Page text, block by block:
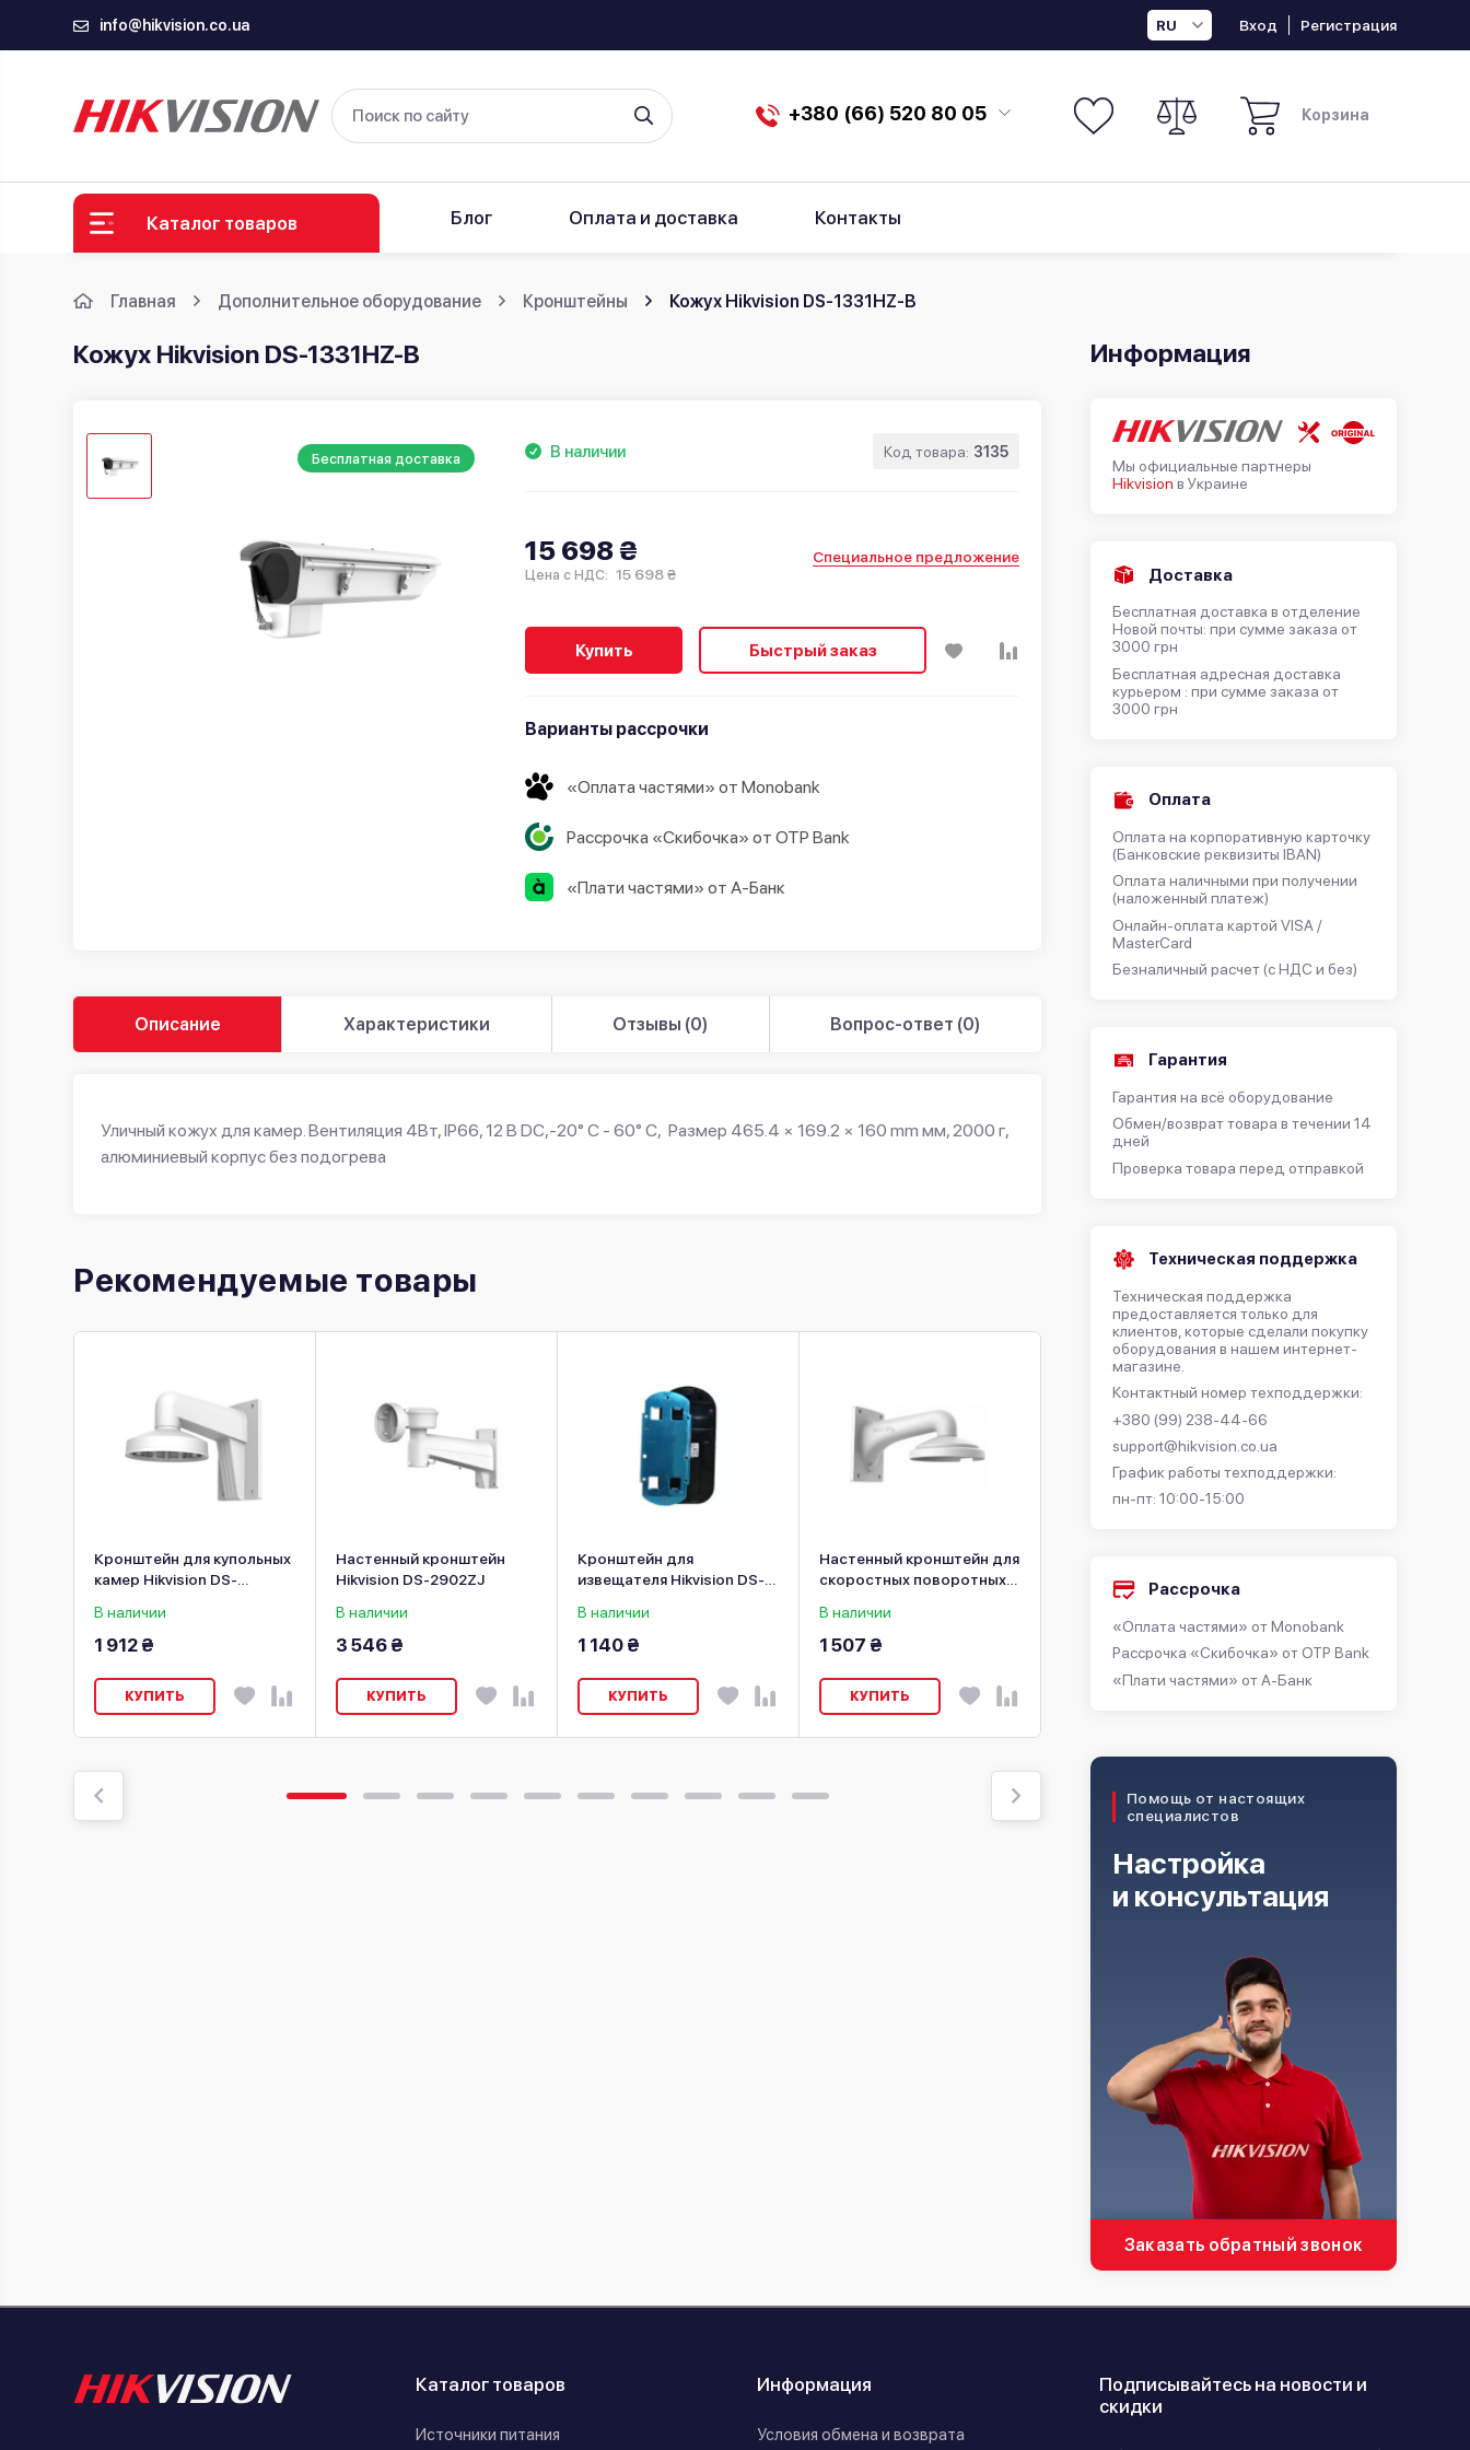
info@hikvision.co.ua RU Вход Регистрация
+380 (66) 520 80 05 Корзина
Каталог товаров Блог Оплата и доставка Контакты
Главная Дополнительное оборудование Кронштейны Кожух Hikvision DS-1331HZ-B
Информация
Мы официальные партнеры
Hikvision в Украине
Доставка
Бесплатная доставка в отделение
Новой почты: при сумме заказа от
3000 грн
Бесплатная адресная доставка
курьером : при сумме заказа от
3000 грн
Оплата
Оплата на корпоративную карточку
(Банковские реквизиты IBAN)
Оплата наличными при получении
(наложенный платеж)
Онлайн-оплата картой VISA /
MasterCard
Безналичный расчет (с НДС и без)
Гарантия
Гарантия на всё оборудование
Обмен/возврат товара в течении 14
дней
Проверка товара перед отправкой
Техническая поддержка
Техническая поддержка
предоставляется только для
клиентов, которые сделали покупку
оборудования в нашем интернет-
магазине.
Контактный номер техподдержки:
+380 (99) 238-44-66
support@hikvision.co.ua
График работы техподдержки:
пн-пт: 10:00-15:00
Рассрочка
«Оплата частями» от Monobank
Рассрочка «Скибочка» от OTP Bank
«Плати частями» от А-Банк
Помощь от настоящих
специалистов
Настройка
и консультация
Заказать обратный звонок
Кожух Hikvision DS-1331HZ-B
Бесплатная доставка В наличии Код товара: 3135
15 698 ₴ Специальное предложение
Цена с НДС: 15 698 ₴
Купить Быстрый заказ
Варианты рассрочки
«Оплата частями» от Monobank
Рассрочка «Скибочка» от OTP Bank
«Плати частями» от А-Банк
Описание Характеристики Отзывы (0) Вопрос-ответ (0)
Уличный кожух для камер. Вентиляция 4Вт, IP66, 12 В DC,-20° C - 60° C, Размер 465.4 × 169.2 × 160 mm мм, 2000 г,
алюминиевый корпус без подогрева
Рекомендуемые товары
Кронштейн для купольных
камер Hikvision DS-
В наличии
1 912 ₴
КУПИТЬ
Настенный кронштейн
Hikvision DS-2902ZJ
В наличии
3 546 ₴
КУПИТЬ
Кронштейн для
извещателя Hikvision DS-
В наличии
1 140 ₴
КУПИТЬ
Настенный кронштейн для
скоростных поворотных
В наличии
1 507 ₴
КУПИТЬ
Hikvision DS-1280ZJ-S
черный
1 215 ₴ 332 ₴
Каталог товаров
Источники питания
Информация
Условия обмена и возврата
Подписывайтесь на новости и
скидки